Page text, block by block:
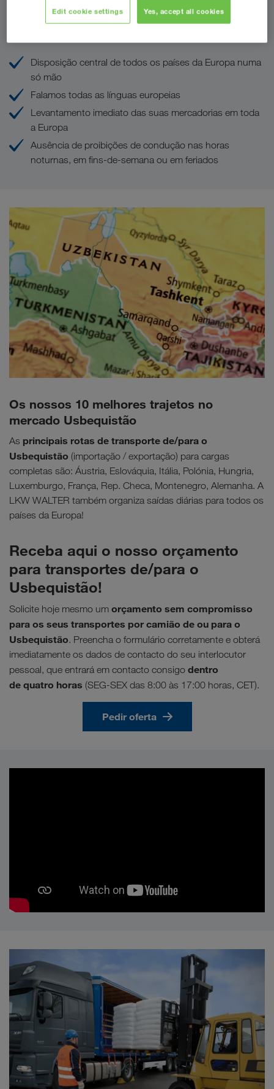
As suas vantagens na LKW WALTER
Disposição central de todos os países da Europa numa
só mão
Falamos todas as línguas europeias
Levantamento imediato das suas mercadorias em toda
a Europa
Ausência de proibições de condução nas horas
noturnas, em fins-de-semana ou em feriados
Os nossos 10 melhores trajetos no
mercado Usbequistão
As principais rotas de transporte de/para o
Usbequistão (importação / exportação) para cargas
completas são: Áustria, Eslováquia, Itália, Polónia, Hungria,
Luxemburgo, França, Rep. Checa, Montenegro, Alemanha. A
LKW WALTER também organiza saídas diárias para todos os
países da Europa!
Receba aqui o nosso orçamento
para transportes de/para o
Usbequistão!
Solicite hoje mesmo um orçamento sem compromisso
para os seus transportes por camião de ou para o
Usbequistão. Preencha o formulário corretamente e obterá
imediatamente os dados de contacto do seu interlocutor
pessoal, que entrará em contacto consigo dentro
de quatro horas (SEG-SEX das 8:00 às 17:00 horas, CET).
Pedir oferta
Edit cookie settings Yes, accept all cookies